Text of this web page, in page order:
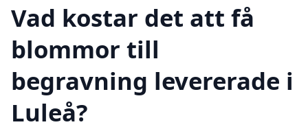
Vad kostar det att få
blommor till
begravning levererade i
Luleå?